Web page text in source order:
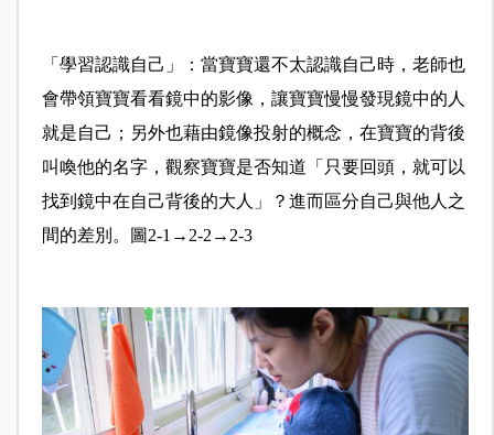
「學習認識自己」：當寶寶還不太認識自己時，老師也
會帶領寶寶看看鏡中的影像，讓寶寶慢慢發現鏡中的人
就是自己；另外也藉由鏡像投射的概念，在寶寶的背後
叫喚他的名字，觀察寶寶是否知道「只要回頭，就可以
找到鏡中在自己背後的大人」？進而區分自己與他人之
間的差別。圖2-1→2-2→2-3